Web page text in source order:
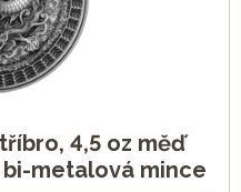
4,5 oz měď
metalová mince